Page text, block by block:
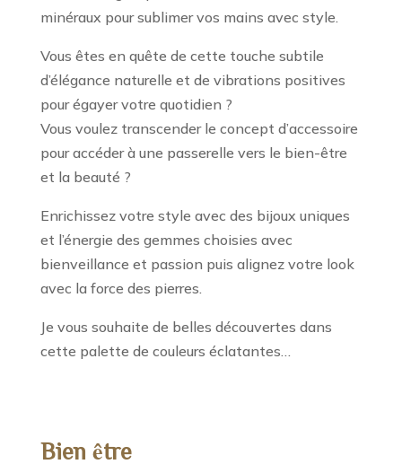
minéraux pour sublimer vos mains avec style.
Vous êtes en quête de cette touche subtile
d’élégance naturelle et de vibrations positives
pour égayer votre quotidien ?
Vous voulez transcender le concept d’accessoire
pour accéder à une passerelle vers le bien-être
et la beauté ?
Enrichissez votre style avec des bijoux uniques
et l’énergie des gemmes choisies avec
bienveillance et passion puis alignez votre look
avec la force des pierres.
Je vous souhaite de belles découvertes dans
cette palette de couleurs éclatantes…
Bien être